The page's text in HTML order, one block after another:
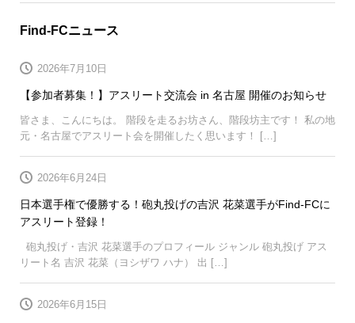
Find-FCニュース
【参加者募集！】アスリート交流会 in 名古屋 開催のお知らせ
2026年7月10日
皆さま、こんにちは。 階段を走るお坊さん、階段坊主です！ 私の地
元・名古屋でアスリート会を開催したく思います！ […]
日本選手権で優勝する！砲丸投げの吉沢 花菜選手がFind-FCに
アスリート登録！
2026年6月24日
砲丸投げ・吉沢 花菜選手のプロフィール ジャンル 砲丸投げ アス
リート名 吉沢 花菜（ヨシザワ ハナ） 出 […]
2026年6月15日